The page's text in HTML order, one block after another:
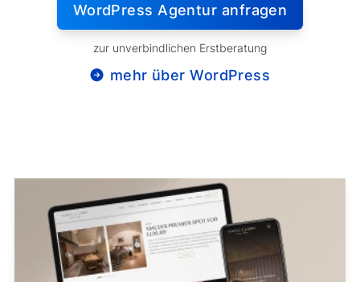
WordPress Agentur anfragen
zur unverbindlichen Erstberatung
mehr über WordPress